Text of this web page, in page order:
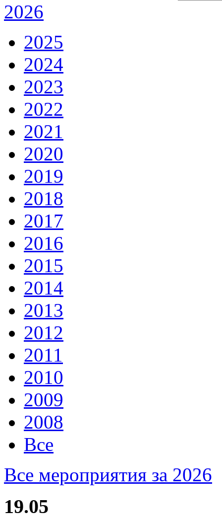
2026
2025
2024
2023
2022
2021
2020
2019
2018
2017
2016
2015
2014
2013
2012
2011
2010
2009
2008
Все
Все мероприятия за 2026
19.05